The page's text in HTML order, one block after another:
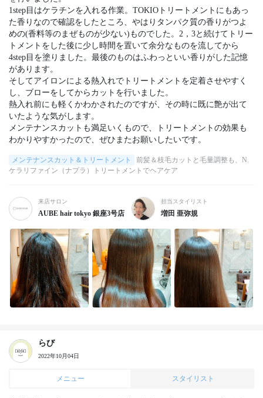
1step目はケラチンを入れる作業。TOKIOトリートメントにもあっ
た香りなので確認をしたところ、やはりタンパク質の香りがつよ
めの(香料等のまぜものが少ない)ものでした。2，3と続けてトリー
トメントをした後に少し時間を置いて余分なものを流してから
4step目を塗りました。最後のものはふわっといい香りがした記憶
があります。
そしてアイロンによる熱入れでトリートメントを定着させやすく
し、ブローをしてからカットを行いました。
熱入れ前にも軽くかわかされたのですが、その時に既に艶が出て
いたような気がします。
メンテナンスカットも満足いくもので、トリートメントの効果も
わかりやすかったので、ぜひまたお願いしたいです。
メンテナンスカット＆トリートメント
前髪＆枝毛カットと毛量調整も、N.
ケラリファイン（ナプラ）トリートメントでヘアケア
来店サロン
AUBE hair tokyo 銀座3号店
担当スタイリスト
増田 亜弥規
らび
2022年10月04日
メニュー スタイリスト